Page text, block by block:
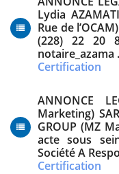
Lydia
Rue de
(228) 22 20
notaire_azama
Certification
ANNONCE
Marketing)
GROUP (MZ
acte sous
Société A
Certification